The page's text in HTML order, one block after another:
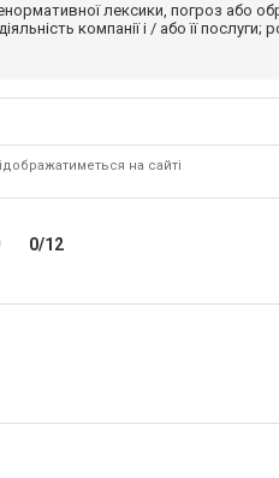
лексики, погроз або
компанії і / або її
на сайті
0/12